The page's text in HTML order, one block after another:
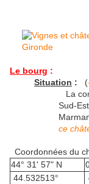
Le bourg :
Situation : (
La
Sud-
ce
Coordonnées du
44° 31' 57" N
44.532513°